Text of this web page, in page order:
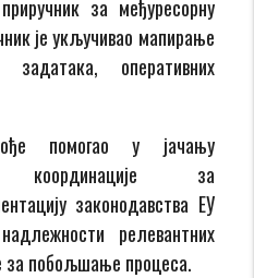
за међуресорну
је укључивао мапирање
задатака, оперативних
помогао у јачању
координације за
законодавства ЕУ
релевантних
за побољшање процеса.